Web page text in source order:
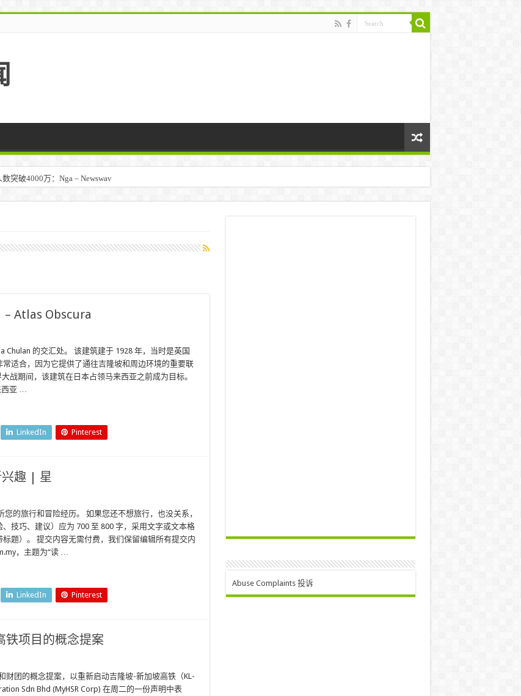
突破4000万：Nga – Newswav
Atlas Obscura
Chulan 的交汇处。 该建筑建于 1928 年，当时是英国
适合，因为它提供了通往吉隆坡和周边环境的重要联
战期间，该建筑在日本占领马来西亚之前成为目标。
西亚 …
LinkedIn Pinterest
兴趣 | 星
的旅行和冒险经历。 如果您还不想旅行，也没关系，
技巧、建议）应为 700 至 800 字，采用文字或文本格
题）。 提交内容无需付费，我们保留编辑所有提交内
，主题为“读 …
LinkedIn Pinterest
铁项目的概念提案
团的概念提案，以重新启动吉隆坡-新加坡高铁（KL-
Sdn Bhd (MyHSR Corp) 在周二的一份声明中表
Abuse Complaints 投诉